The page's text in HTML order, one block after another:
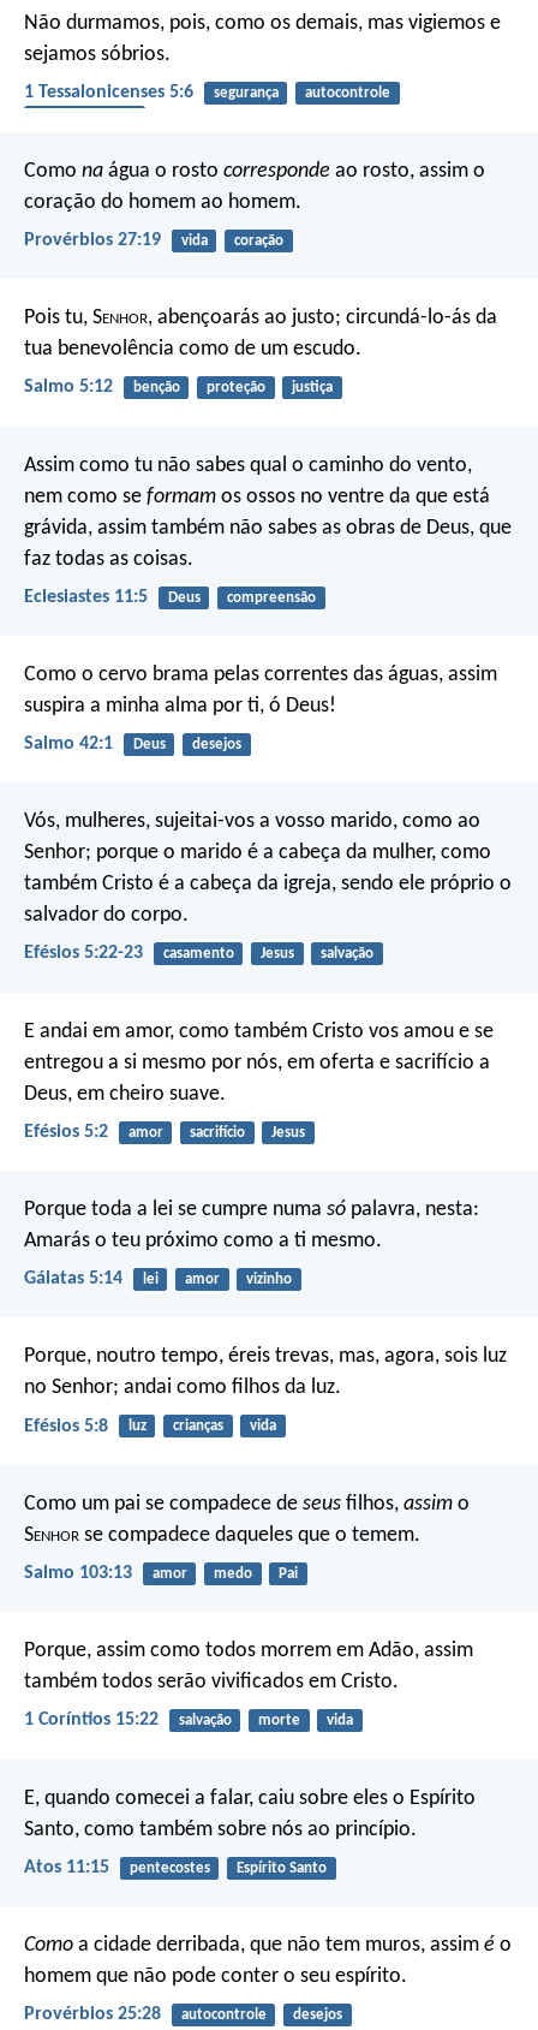
Não durmamos, pois, como os demais, mas vigiemos e
sejamos sóbrios.
1 Tessalonicenses 5:6 segurança
autocontrole
Como na água o rosto corresponde ao rosto, assim o
coração do homem ao homem.
Provérbios 27:19 vida coração
Pois tu, Senhor, abençoarás ao justo; circundá-lo-ás da
tua benevolência como de um escudo.
Salmo 5:12 benção proteção justiça
Assim como tu não sabes qual o caminho do vento,
nem como se formam os ossos no ventre da que está
grávida, assim também não sabes as obras de Deus, que
faz todas as coisas.
Eclesiastes 11:5 Deus compreensão
Como o cervo brama pelas correntes das águas, assim
suspira a minha alma por ti, ó Deus!
Salmo 42:1 Deus desejos
Vós, mulheres, sujeitai-vos a vosso marido, como ao
Senhor; porque o marido é a cabeça da mulher, como
também Cristo é a cabeça da igreja, sendo ele próprio o
salvador do corpo.
Efésios 5:22-23 casamento Jesus salvação
E andai em amor, como também Cristo vos amou e se
entregou a si mesmo por nós, em oferta e sacrifício a
Deus, em cheiro suave.
Efésios 5:2 amor sacrifício Jesus
Porque toda a lei se cumpre numa só palavra, nesta:
Amarás o teu próximo como a ti mesmo.
Gálatas 5:14 lei amor vizinho
Porque, noutro tempo, éreis trevas, mas, agora, sois luz
no Senhor; andai como filhos da luz.
Efésios 5:8 luz crianças vida
Como um pai se compadece de seus filhos, assim o
Senhor se compadece daqueles que o temem.
Salmo 103:13 amor medo Pai
Porque, assim como todos morrem em Adão, assim
também todos serão vivificados em Cristo.
1 Coríntios 15:22 salvação morte vida
E, quando comecei a falar, caiu sobre eles o Espírito
Santo, como também sobre nós ao princípio.
Atos 11:15 pentecostes Espírito Santo
Como a cidade derribada, que não tem muros, assim é o
homem que não pode conter o seu espírito.
Provérbios 25:28 autocontrole desejos